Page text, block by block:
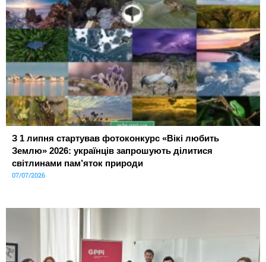
З 1 липня стартував фотоконкурс «Вікі любить
Землю» 2026: українців запрошують ділитися
світлинами пам’яток природи
07/07/2026